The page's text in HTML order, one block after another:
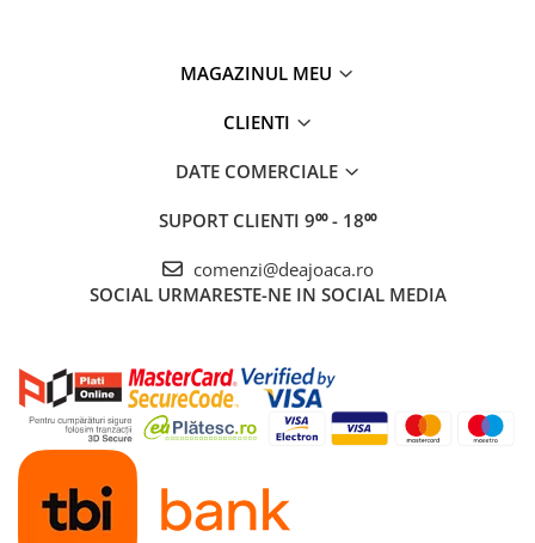
MAGAZINUL MEU
CLIENTI
DATE COMERCIALE
SUPORT CLIENTI 9⁰⁰ - 18⁰⁰
comenzi@deajoaca.ro
SOCIAL URMARESTE-NE IN SOCIAL MEDIA